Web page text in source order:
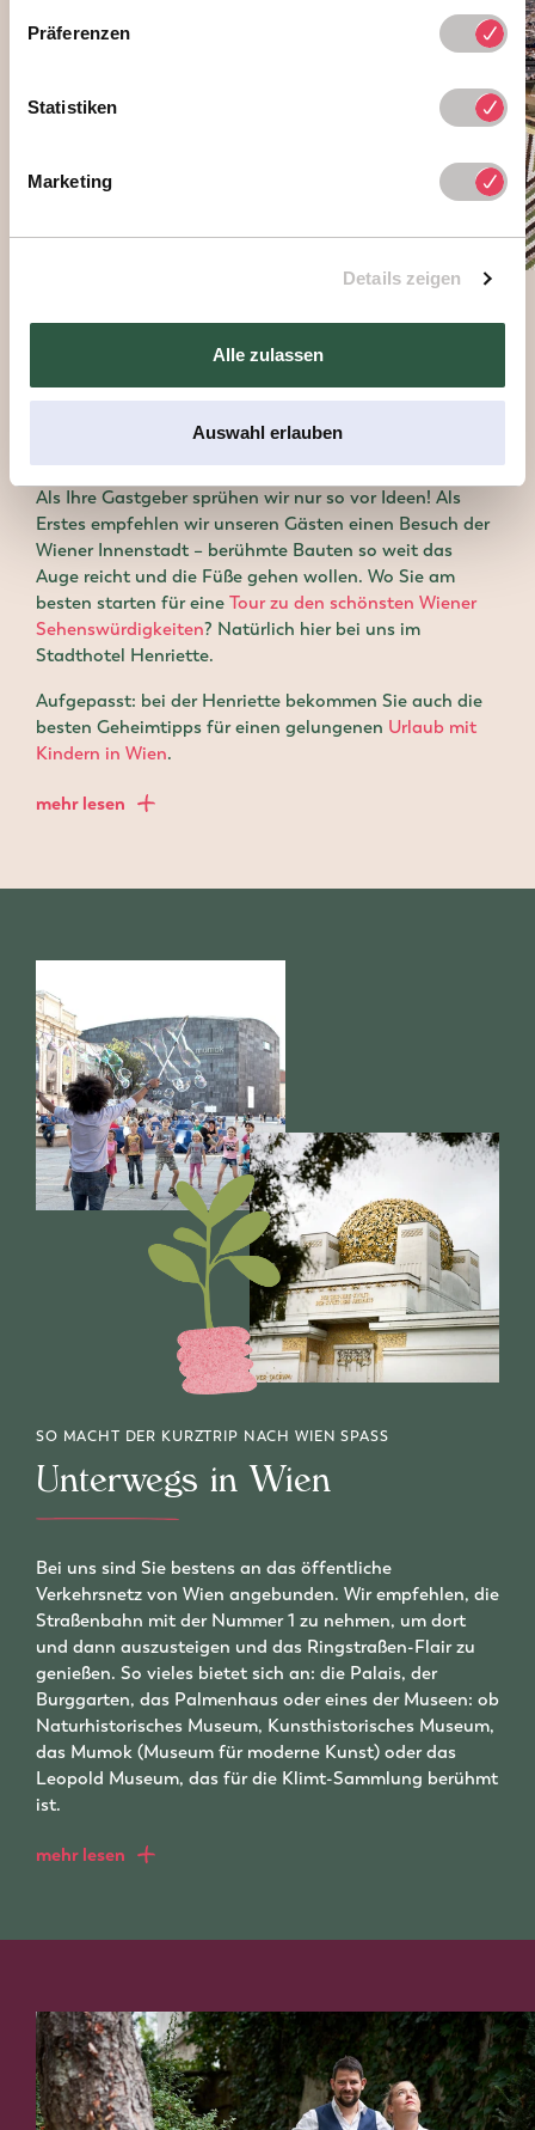
Präferenzen
Statistiken
Marketing
Details zeigen
Alle zulassen
Auswahl erlauben
Die besten Tipps für Ihren
Wien-Städtetrip
Als Ihre Gastgeber sprühen wir nur so vor Ideen! Als
Erstes empfehlen wir unseren Gästen einen Besuch der
Wiener Innenstadt – berühmte Bauten so weit das
Auge reicht und die Füße gehen wollen. Wo Sie am
besten starten für eine Tour zu den schönsten Wiener
Sehenswürdigkeiten? Natürlich hier bei uns im
Stadthotel Henriette.
Aufgepasst: bei der Henriette bekommen Sie auch die
besten Geheimtipps für einen gelungenen Urlaub mit
Kindern in Wien.
mehr lesen
SO MACHT DER KURZTRIP NACH WIEN SPASS
Unterwegs in Wien
Bei uns sind Sie bestens an das öffentliche
Verkehrsnetz von Wien angebunden. Wir empfehlen, die
Straßenbahn mit der Nummer 1 zu nehmen, um dort
und dann auszusteigen und das Ringstraßen-Flair zu
genießen. So vieles bietet sich an: die Palais, der
Burggarten, das Palmenhaus oder eines der Museen: ob
Naturhistorisches Museum, Kunsthistorisches Museum,
das Mumok (Museum für moderne Kunst) oder das
Leopold Museum, das für die Klimt-Sammlung berühmt
ist.
mehr lesen